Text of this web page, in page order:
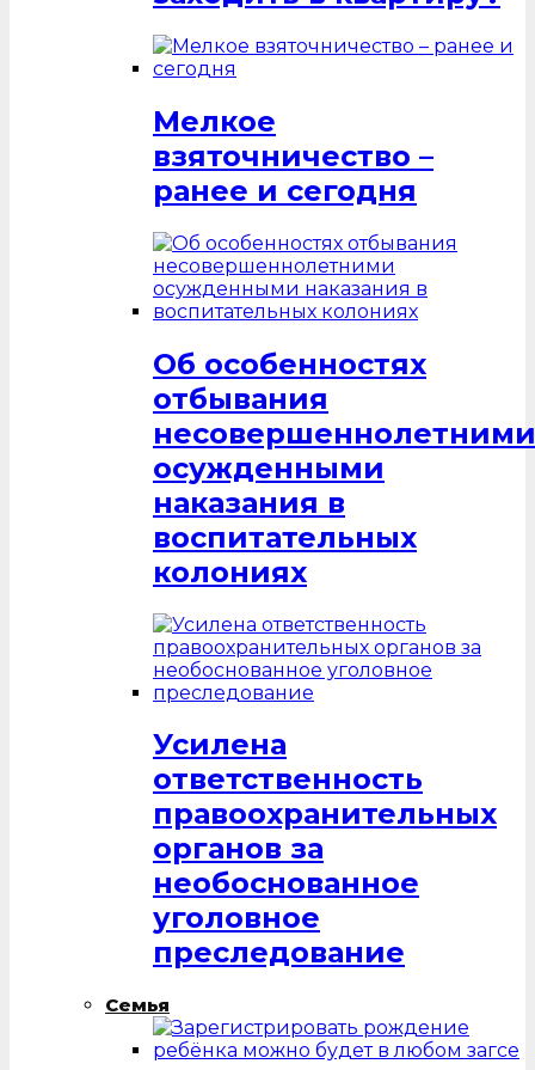
Мелкое
взяточничество –
ранее и сегодня
Об особенностях
отбывания
несовершеннолетними
осужденными
наказания в
воспитательных
колониях
Усилена
ответственность
правоохранительных
органов за
необоснованное
уголовное
преследование
Семья